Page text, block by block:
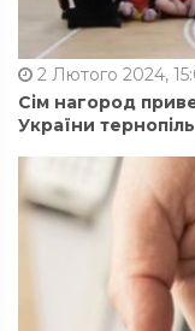
2 Лютого 2024,
Сім нагород
України